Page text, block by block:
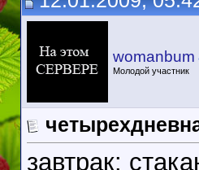
womanbum
Молодой участник
завтрак: